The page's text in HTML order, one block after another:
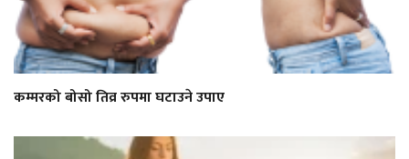
कम्मरको बोसो तिव्र रुपमा घटाउने उपाए